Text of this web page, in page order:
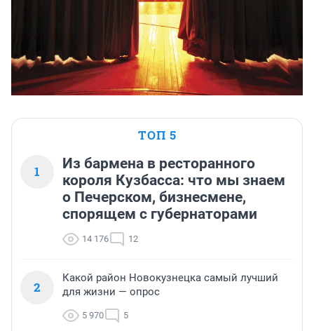
ТОП 5
1
Из бармена в ресторанного
короля Кузбасса: что мы знаем
о Печерском, бизнесмене,
спорящем с губернаторами
14 176 12
2
Какой район Новокузнецка самый лучший
для жизни — опрос
5 970 5